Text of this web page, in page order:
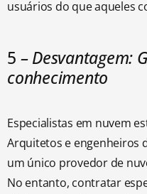
usuários do que aqueles
5 – Desvantagem:
conhecimento
Especialistas em nuvem
Arquitetos e engenheiros
um único provedor de
No entanto, contratar